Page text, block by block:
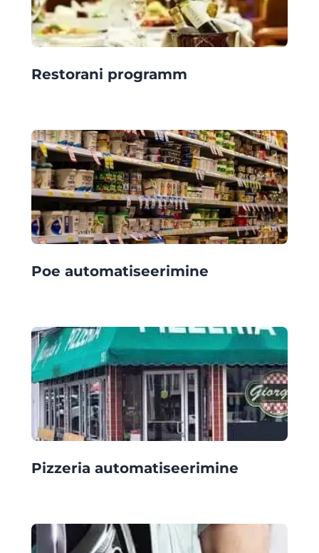
Restorani programm
Poe automatiseerimine
Pizzeria automatiseerimine